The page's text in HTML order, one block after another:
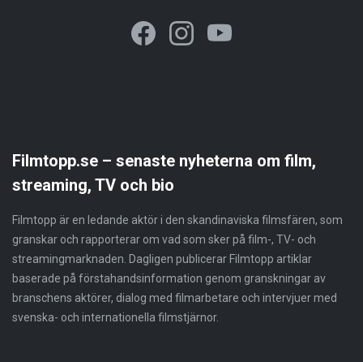
Filmtopp.se – senaste nyheterna om film,
streaming, TV och bio
Filmtopp är en ledande aktör i den skandinaviska filmsfären, som
granskar och rapporterar om vad som sker på film-, TV- och
streamingmarknaden. Dagligen publicerar Filmtopp artiklar
baserade på förstahandsinformation genom granskningar av
branschens aktörer, dialog med filmarbetare och intervjuer med
svenska- och internationella filmstjärnor.